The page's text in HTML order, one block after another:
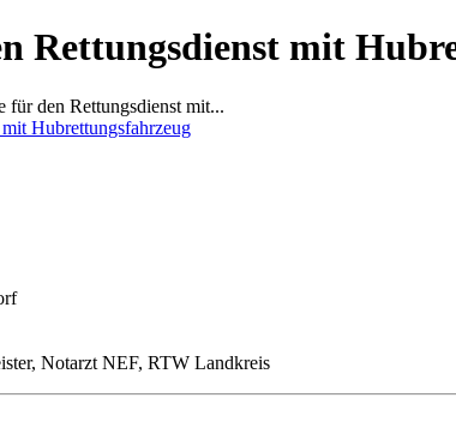
Rettungsdienst mit
für den Rettungsdienst mit...
Notarzt NEF, RTW Landkreis